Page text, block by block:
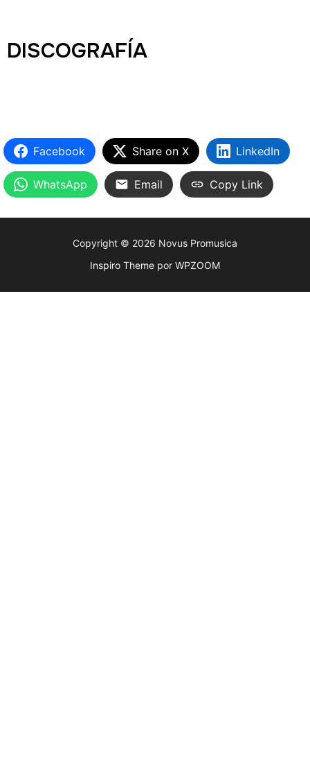
DISCOGRAFÍA
Facebook Share on X LinkedIn
WhatsApp Email Copy Link
Copyright © 2026 Novus Promusica
Inspiro Theme por WPZOOM